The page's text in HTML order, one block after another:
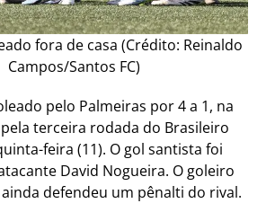
fora de casa (Crédito: Reinaldo
Campos/Santos FC)
pelo Palmeiras por 4 a 1, na
terceira rodada do Brasileiro
feira (11). O gol santista foi
David Nogueira. O goleiro
defendeu um pênalti do rival.